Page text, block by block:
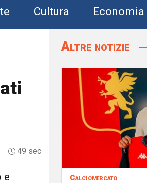
Cultura Economia
49 sec
e
Altre notizie
Calciomercato